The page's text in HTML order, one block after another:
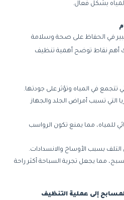
بشكل فعال.
في الحفاظ على صحة وسلامة
أهم نقاط توضح أهمية تنظيف
تتجمع في المياه وتؤثر على جودتها.
التي تسبب أمراض الجلد والجهاز
للمياه، مما يمنع تكون الرواسب
بسبب الأوساخ والانسدادات.
مما يجعل تجربة السباحة أكثر راحة
إلى عملية التنظيف